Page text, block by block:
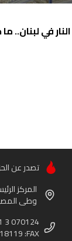
في لبنان..
تصدر عن
المركز
وطى
3 070124
:FAX